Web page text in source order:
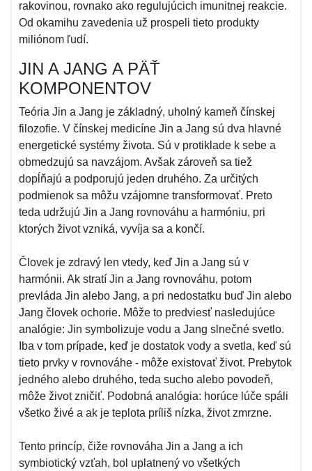
rakovinou, rovnako ako regulujúcich imunitnej reakcie.
Od okamihu zavedenia už prospeli tieto produkty
miliónom ľudí.
JIN A JANG A PÄŤ
KOMPONENTOV
Teória Jin a Jang je základný, uholný kameň čínskej
filozofie. V čínskej medicíne Jin a Jang sú dva hlavné
energetické systémy života. Sú v protiklade k sebe a
obmedzujú sa navzájom. Avšak zároveň sa tiež
dopĺňajú a podporujú jeden druhého. Za určitých
podmienok sa môžu vzájomne transformovať. Preto
teda udržujú Jin a Jang rovnováhu a harmóniu, pri
ktorých život vzniká, vyvíja sa a končí.
Človek je zdravý len vtedy, keď Jin a Jang sú v
harmónii. Ak stratí Jin a Jang rovnováhu, potom
prevláda Jin alebo Jang, a pri nedostatku buď Jin alebo
Jang človek ochorie. Môže to predviesť nasledujúce
analógie: Jin symbolizuje vodu a Jang slnečné svetlo.
Iba v tom prípade, keď je dostatok vody a svetla, keď sú
tieto prvky v rovnováhe - môže existovať život. Prebytok
jedného alebo druhého, teda sucho alebo povodeň,
môže život zničiť. Podobná analógia: horúce lúče spáli
všetko živé a ak je teplota príliš nízka, život zmrzne.
Tento princíp, čiže rovnováha Jin a Jang a ich
symbiotický vzťah, bol uplatnený vo všetkých